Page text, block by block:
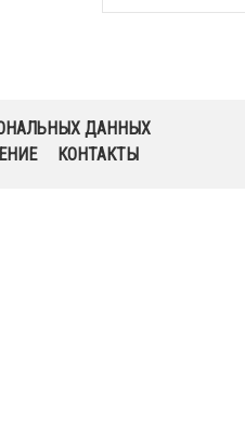
МОЛНИЯ-24
ДАННЫХ
КОНТАКТЫ